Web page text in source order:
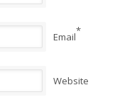
Email*
Website